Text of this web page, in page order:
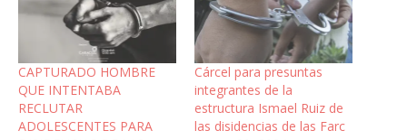
CAPTURADO HOMBRE
QUE INTENTABA
RECLUTAR
ADOLESCENTES PARA
Cárcel para presuntas
integrantes de la
estructura Ismael Ruiz de
las disidencias de las Farc